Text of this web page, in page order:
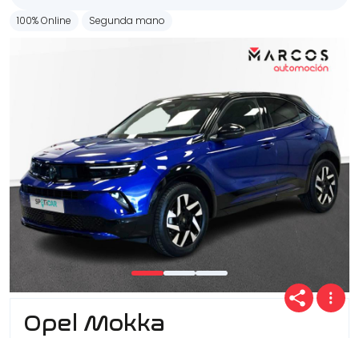
100% Online Segunda mano
Opel Mokka